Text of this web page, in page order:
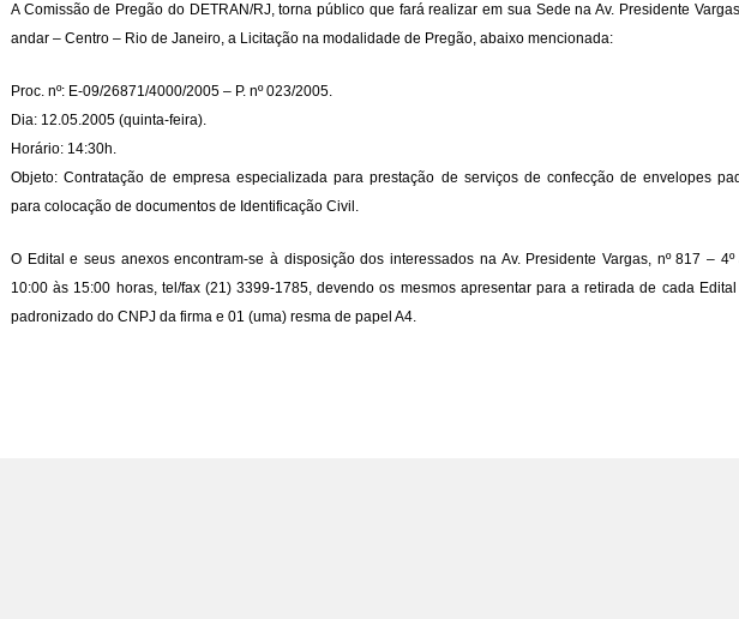
A Comissão de Pregão do DETRAN/RJ, torna público que fará realizar em sua Sede na Av. Presidente
andar – Centro – Rio de Janeiro, a Licitação na modalidade de Pregão, abaixo mencionada:
Proc. nº: E-09/26871/4000/2005 – P. nº 023/2005.
Dia: 12.05.2005 (quinta-feira).
Horário: 14:30h.
Objeto: Contratação de empresa especializada para prestação de serviços de confecção de envelopes
para colocação de documentos de Identificação Civil.
O Edital e seus anexos encontram-se à disposição dos interessados na Av. Presidente Vargas, nº 817 –
10:00 às 15:00 horas, tel/fax (21) 3399-1785, devendo os mesmos apresentar para a retirada de cada
padronizado do CNPJ da firma e 01 (uma) resma de papel A4.